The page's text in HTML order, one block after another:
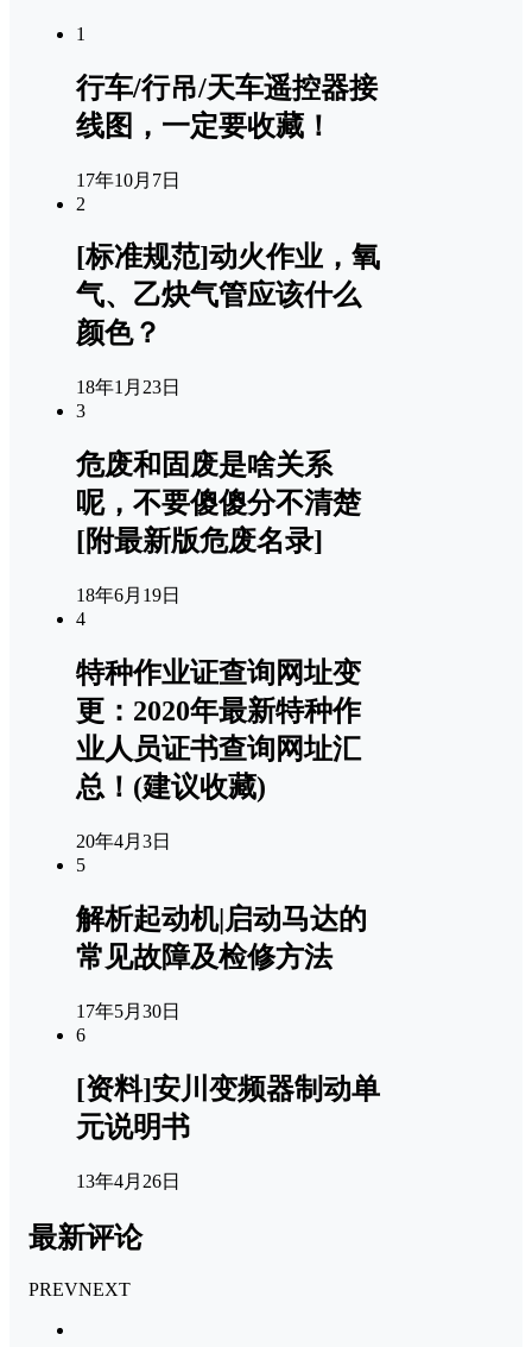
1
行车/行吊/天车遥控器接
线图，一定要收藏！
17年10月7日
2
[标准规范]动火作业，氧
气、乙炔气管应该什么
颜色？
18年1月23日
3
危废和固废是啥关系
呢，不要傻傻分不清楚
[附最新版危废名录]
18年6月19日
4
特种作业证查询网址变
更：2020年最新特种作
业人员证书查询网址汇
总！(建议收藏)
20年4月3日
5
解析起动机|启动马达的
常见故障及检修方法
17年5月30日
6
[资料]安川变频器制动单
元说明书
13年4月26日
最新评论
PREVNEXT